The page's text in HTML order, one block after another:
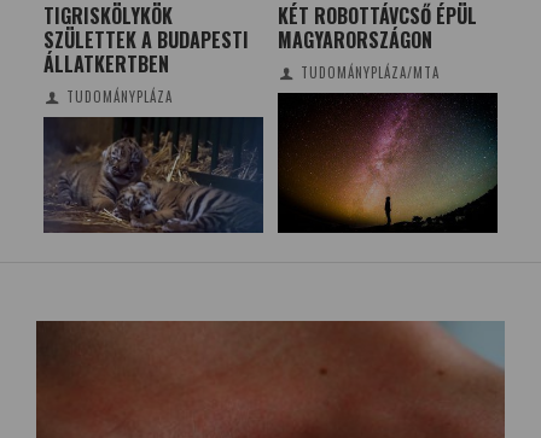
TIGRISKÖLYKÖK
SZÜLETTEK A BUDAPESTI
ÁLLATKERTBEN
TUDOMÁNYPLÁZA
KÉT ROBOTTÁVCSŐ ÉPÜL
MAGYARORSZÁGON
TUDOMÁNYPLÁZA/MTA